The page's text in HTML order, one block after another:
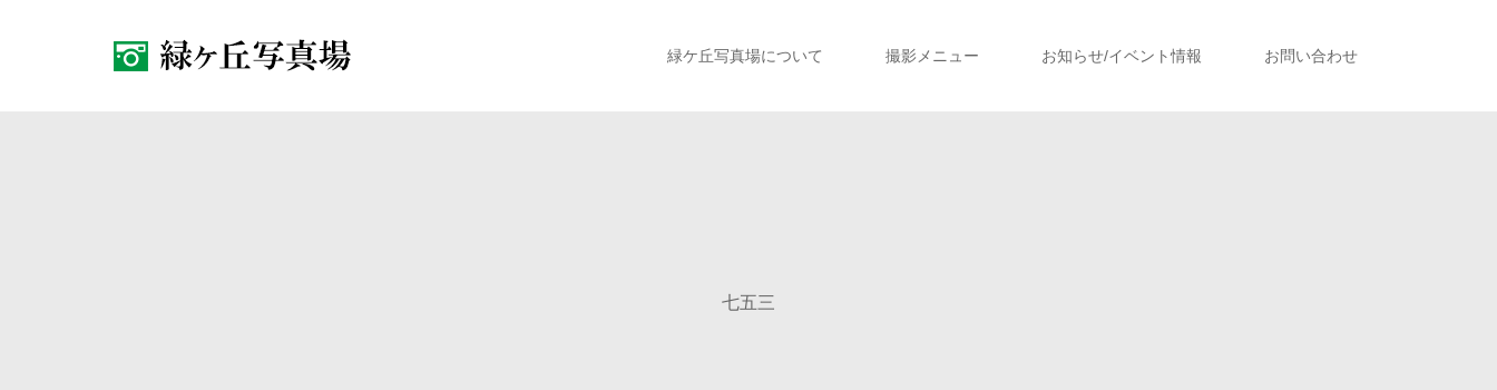
緑ケ丘写真場について 撮影メニュー お知らせ/イベント情報 お問い合わせ
七五三